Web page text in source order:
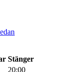
Stänger
20:00